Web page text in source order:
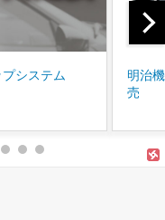
ーガン 新発
コバ
に、